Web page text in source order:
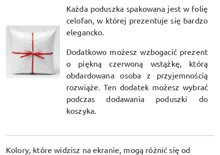
Każda poduszka spakowana jest w folię
celofan, w której prezentuje się bardzo
elegancko.
Dodatkowo możesz wzbogacić prezent
o piękną czerwoną wstążkę, którą
obdardowana osoba z przyjemnością
rozwiąże. Ten dodatek możesz wybrać
podczas dodawania poduszki do
koszyka.
Kolory, które widzisz na ekranie, mogą różnić się od